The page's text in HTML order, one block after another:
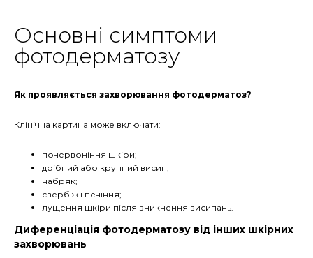
Основні симптоми
фотодерматозу
Як проявляється захворювання фотодерматоз?
Клінічна картина може включати:
почервоніння шкіри;
дрібний або крупний висип;
набряк;
свербіж і печіння;
лущення шкіри після зникнення висипань.
Диференціація фотодерматозу від інших шкірних
захворювань